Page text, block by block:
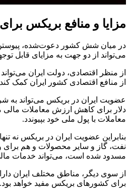
مزایا و منافع بریکس
در میان شش کشور دعوت‌شده، پیوستن
می‌تواند از دو جهت به مزایای قابل
از منظر اقتصادی، دولت ایران
از منافع اقتصادی کشور ایران کمک
عضویت ایران در بریکس می‌تواند به
دلار برای کاهش ارزش معاملات مالی
معاملات با پول ملی خود بپیوندد.
بنابراین عضویت ایران در بریکس نه
مسدود شده است، می‌تواند خدمات
از سوی دیگر، مناطق مختلف ایران
برای کشورهای بریکس مفید خواهد بود.